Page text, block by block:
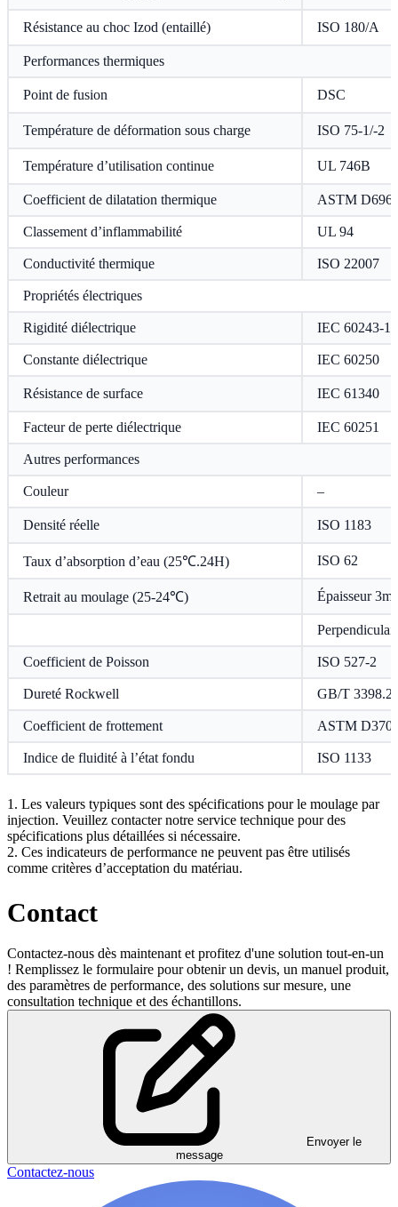
Résistance au choc Izod (entaillé) ISO 180/A
Performances thermiques
Point de fusion DSC
Température de déformation sous charge ISO 75-1/-2
Température d’utilisation continue UL 746B
Coefficient de dilatation thermique ASTM D696
Classement d’inflammabilité UL 94
Conductivité thermique ISO 22007
Propriétés électriques
Rigidité diélectrique IEC 60243-1
Constante diélectrique IEC 60250
Résistance de surface IEC 61340
Facteur de perte diélectrique IEC 60251
Autres performances
Couleur –
Densité réelle ISO 1183
Taux d’absorption d’eau (25℃.24H) ISO 62
Retrait au moulage (25-24℃) Épaisseur
Coefficient de Poisson ISO 527-2
Dureté Rockwell GB/T 3398.2
Coefficient de frottement ASTM
Indice de fluidité à l’état fondu ISO 1133
1. Les valeurs typiques sont des spécifications pour le moulage par
injection. Veuillez contacter notre service technique pour des
spécifications plus détaillées si nécessaire.
2. Ces indicateurs de performance ne peuvent pas être utilisés
comme critères d’acceptation du matériau.
Contact
Contactez-nous dès maintenant et profitez d'une solution tout-en-un
! Remplissez le formulaire pour obtenir un devis, un manuel produit,
des paramètres de performance, des solutions sur mesure, une
consultation technique et des échantillons.
Envoyer le
message
Contactez-nous